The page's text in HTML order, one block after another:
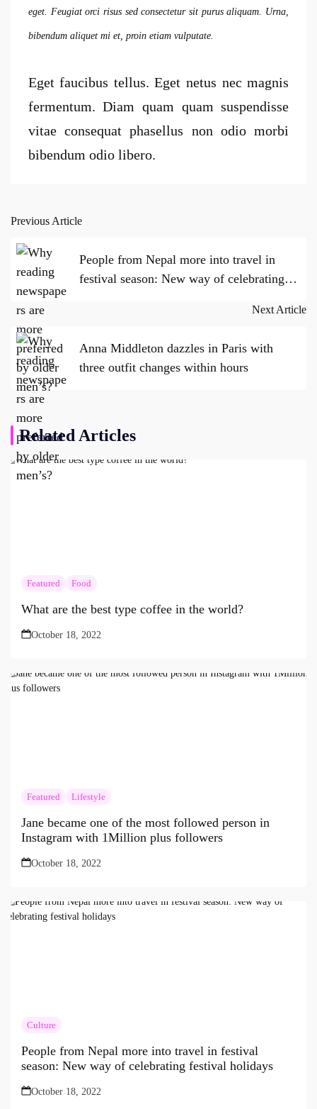
eget. Feugiat orci risus sed consectetur sit purus aliquam. Urna,
bibendum aliquet mi et, proin etiam vulputate.
Eget faucibus tellus. Eget netus nec magnis
fermentum. Diam quam quam suspendisse
vitae consequat phasellus non odio morbi
bibendum odio libero.
Post
navigation
Previous Article
People from Nepal more into travel in
festival season: New way of celebrating
Next Article
Anna Middleton dazzles in Paris with
three outfit changes within hours
Related Articles
Featured Food
What are the best type coffee in the world?
October 18, 2022
Featured Lifestyle
Jane became one of the most followed person in
Instagram with 1Million plus followers
October 18, 2022
Culture
People from Nepal more into travel in festival
season: New way of celebrating festival holidays
October 18, 2022